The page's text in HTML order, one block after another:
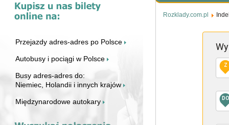
Przejazdy adres-adres po Polsce
Autobusy i pociągi w Polsce
Busy adres-adres do:
Niemiec, Holandii i innych krajów
Międzynarodowe autokary
Rozklady.com.pl
Z
DO